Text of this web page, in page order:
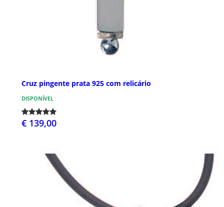
Cruz pingente prata 925 com relicário
DISPONÍVEL
€ 139,00